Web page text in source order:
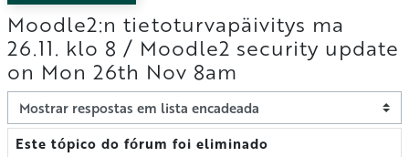
Moodle2:n tietoturvapäivitys ma
26.11. klo 8 / Moodle2 security update
on Mon 26th Nov 8am
Modo de visualização
Este tópico do fórum foi eliminado
Número de respostas: 0